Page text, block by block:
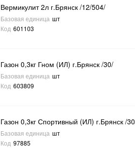
Вермикулит 2л г.Брянск /12/504/
Базовая единица шт
Код 601103
Газон 0,3кг Гном (ИЛ) г.Брянск /30/
Базовая единица шт
Код 603809
Газон 0,3кг Спортивный (ИЛ) г.Брянск /
Базовая единица шт
Код 97885